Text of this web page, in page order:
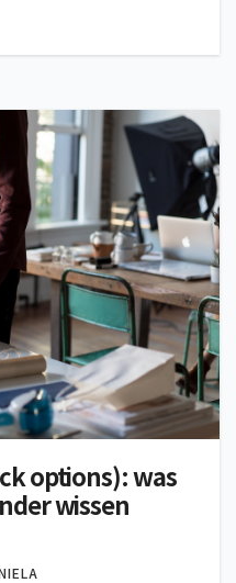
options): was
wissen